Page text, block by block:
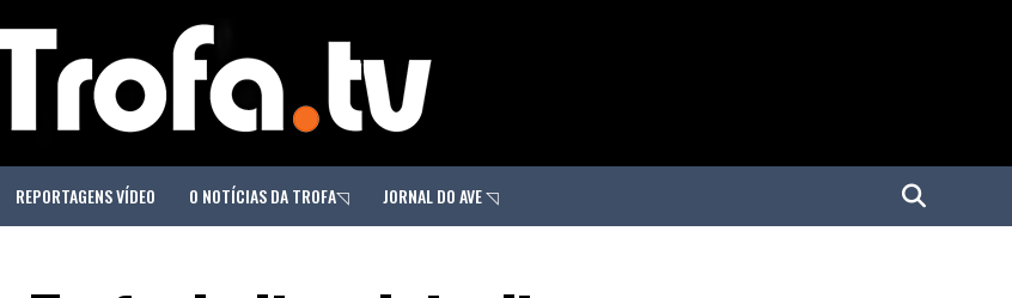
REPORTAGENS VÍDEO O NOTÍCIAS DA TROFA◹ JORNAL DO AVE ◹